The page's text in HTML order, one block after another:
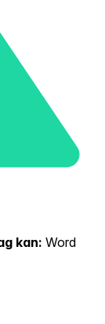
kan: Word